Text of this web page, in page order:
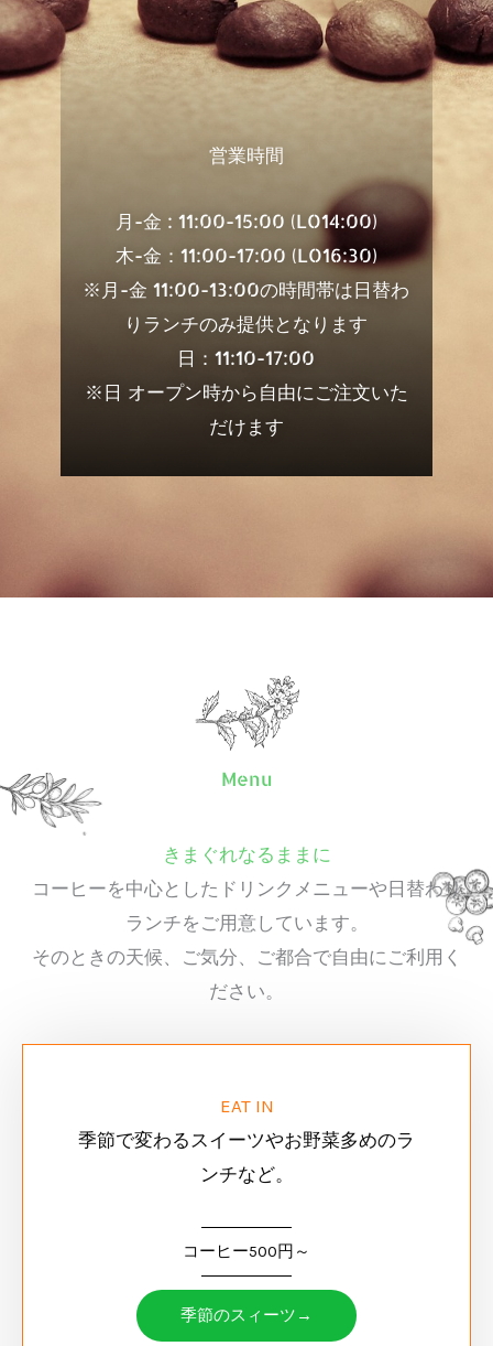
営業時間
月-金 : 11:00-15:00 (LO14:00)
木-金：11:00-17:00 (LO16:30)
※月-金 11:00-13:00の時間帯は日替わ
りランチのみ提供となります
日：11:10-17:00
※日 オープン時から自由にご注文いた
だけます
Menu
きまぐれなるままに
コーヒーを中心としたドリンクメニューや日替わり
ランチをご用意しています。
そのときの天候、ご気分、ご都合で自由にご利用く
ださい。
EAT IN
季節で変わるスイーツやお野菜多めのラ
ンチなど。
コーヒー500円～
季節のスィーツ→